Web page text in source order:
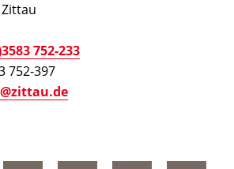
752-233
752-397